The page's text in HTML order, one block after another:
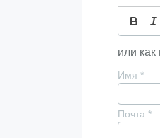
или как
Имя *
Почта *